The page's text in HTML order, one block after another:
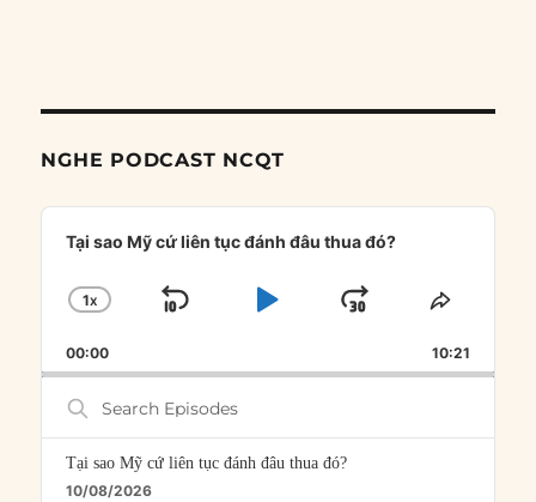
NGHE PODCAST NCQT
Audio
Player
Tại sao Mỹ cứ liên tục đánh đâu thua đó?
CHANGE
RATE
1X
SKIP
PLAYJUMP
FORWARD
SHARE
00:00 10:21
Search
Episodes
Tại sao Mỹ cứ liên tục đánh đâu thua đó?
10/08/2026